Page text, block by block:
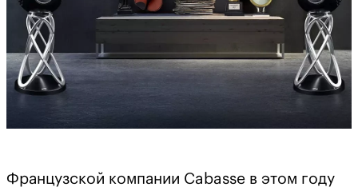
Французской компании Cabasse в этом году